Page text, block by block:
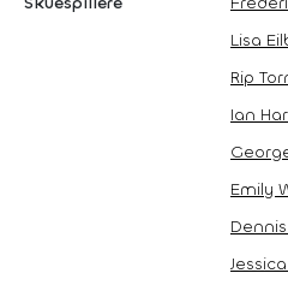
Lisa
Rip
Ian
Emily